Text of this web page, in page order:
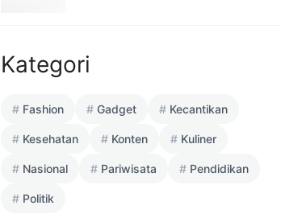
Kategori
Fashion Gadget Kecantikan
Kesehatan Konten Kuliner
Nasional Pariwisata Pendidikan
Politik